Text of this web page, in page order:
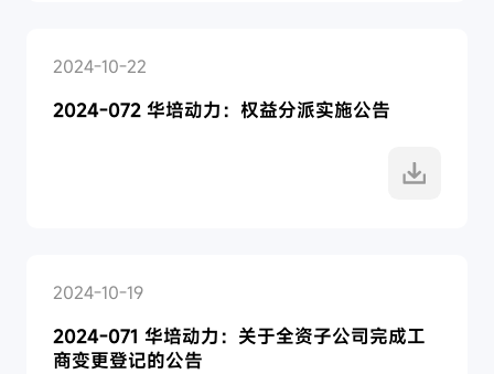
2024-10-22
2024-072 华培动力：权益分派实施公告
2024-10-19
2024-071 华培动力：关于全资子公司完成工
商变更登记的公告